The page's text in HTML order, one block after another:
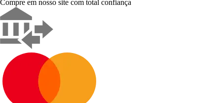
Compre em nosso site com total confiança